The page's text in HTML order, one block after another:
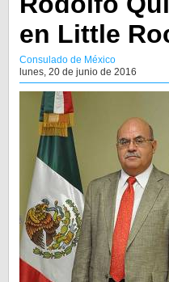
en Little
Consulado de México
lunes, 20 de junio de 2016